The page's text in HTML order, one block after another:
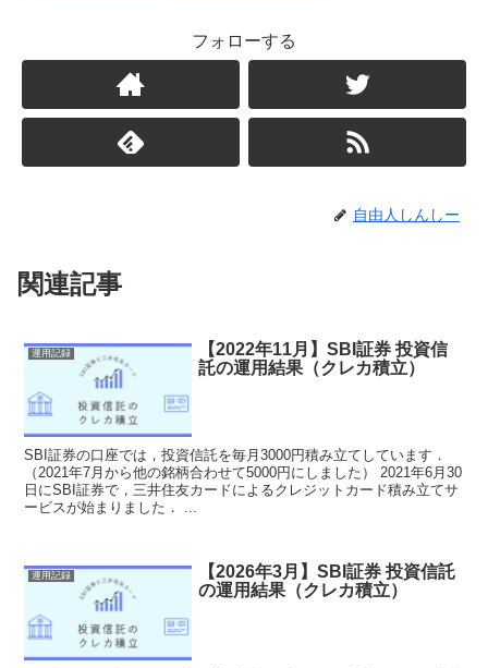
フォローする
自由人しんしー
関連記事
運用記録
【2022年11月】SBI証券 投資信
託の運用結果（クレカ積立）
SBI証券の口座では，投資信託を毎月3000円積み立てしています．
（2021年7月から他の銘柄合わせて5000円にしました） 2021年6月30
日にSBI証券で，三井住友カードによるクレジットカード積み立てサ
ービスが始まりました． ...
運用記録
【2026年3月】SBI証券 投資信託
の運用結果（クレカ積立）